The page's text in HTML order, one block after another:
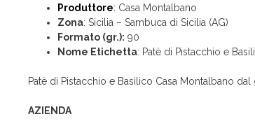
Produttore: Casa Montalbano
Zona: Sicilia – Sambuca di Sicilia (AG)
Formato (gr.): 90
Nome Etichetta: Patè di Pistacchio e
Patè di Pistacchio e Basilico Casa Montalbano
AZIENDA